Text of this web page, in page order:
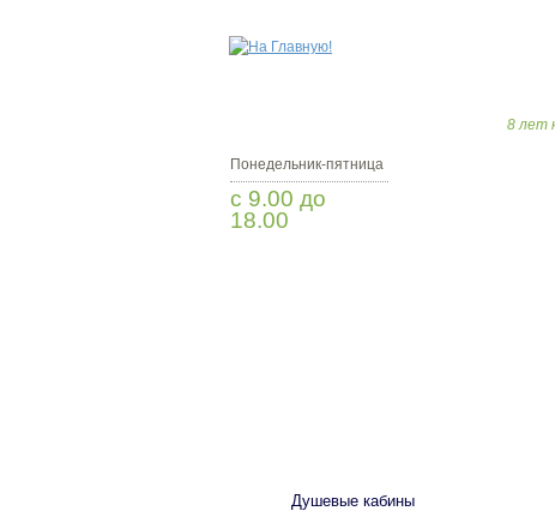
8 лет
Понедельник-пятница
с 9.00 до
18.00
Душевые кабины